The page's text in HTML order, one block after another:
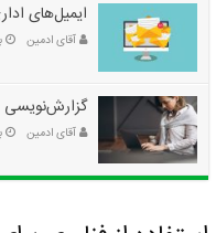
ایمیل‌های
آقای ادمین
گزارش‌نویسی
آقای ادمین